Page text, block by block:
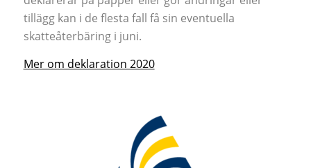
tillägg kan i de flesta fall få sin eventuella
skatteåterbäring i juni.
Mer om deklaration 2020